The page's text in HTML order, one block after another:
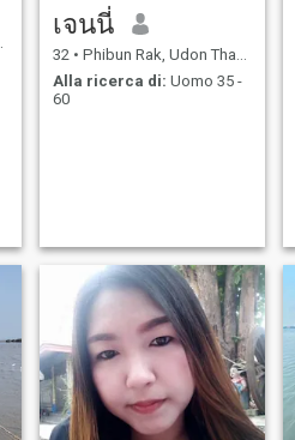
เจนนี่
32 • Phibun Rak, Udon Thani, Thailandia
Alla ricerca di: Uomo 35 -
60